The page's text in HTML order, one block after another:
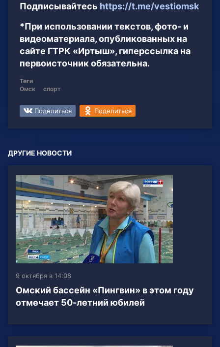
Подписывайтесь https://t.me/vestiomsk
*При использовании текстов, фото- и
видеоматериала, опубликованных на
сайте ГТРК «Иртыш», гиперссылка на
первоисточник обязательна.
Теги
Омск
спорт
Поделиться Поделиться
ДРУГИЕ НОВОСТИ
9 октября в 14:08
Омский бассейн «Пингвин» в этом году
отмечает 50-летний юбилей